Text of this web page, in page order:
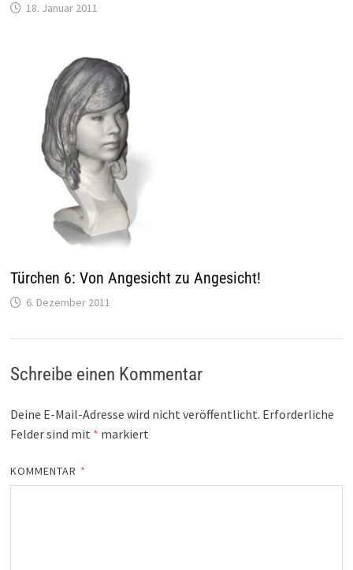
18. Januar 2011
Türchen 6: Von Angesicht zu Angesicht!
6. Dezember 2011
Schreibe einen Kommentar
Deine E-Mail-Adresse wird nicht veröffentlicht. Erforderliche
Felder sind mit * markiert
KOMMENTAR *